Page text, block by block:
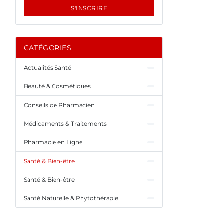
S'INSCRIRE
CATÉGORIES
Actualités Santé
Beauté & Cosmétiques
Conseils de Pharmacien
Médicaments & Traitements
Pharmacie en Ligne
Santé & Bien-être
Santé & Bien-être
Santé Naturelle & Phytothérapie